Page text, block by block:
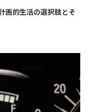
画的生活の選択肢とそ